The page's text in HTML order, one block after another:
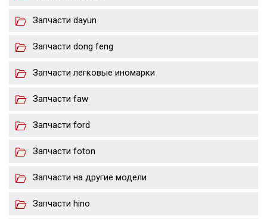
Запчасти dayun
Запчасти dong feng
Запчасти легковые иномарки
Запчасти faw
Запчасти ford
Запчасти foton
Запчасти на другие модели
Запчасти hino